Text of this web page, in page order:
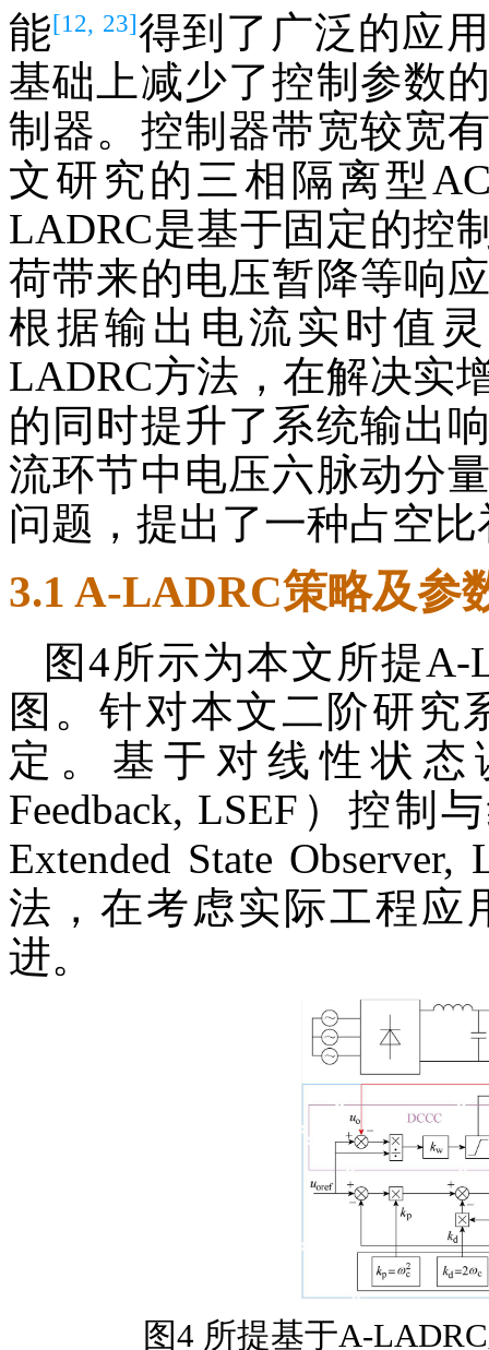
能[12, 23]得到了广泛的应
基础上减少了控制参数
制器。控制器带宽较宽
文研究的三相隔离型
LADRC是基于固定的控
荷带来的电压暂降等响
根据输出电流实时值
LADRC方法，在解决实
的同时提升了系统输出
流环节中电压六脉动分
问题，提出了一种占空
3.1 A-LADRC策略及参
图4所示为本文所提
图。针对本文二阶研究
定。基于对线性状态
Feedback, LSEF）控制
Extended State
法，在考虑实际工程应
进。
图4 所提基于A-